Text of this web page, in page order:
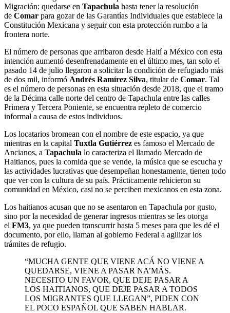
Migración: quedarse en Tapachula hasta tener la resolución
de Comar para gozar de las Garantías Individuales que establece la
Constitución Mexicana y seguir con esta protección rumbo a la
frontera norte.
El número de personas que arribaron desde Haití a México con esta
intención aumentó desenfrenadamente en el último mes, tan solo el
pasado 14 de julio llegaron a solicitar la condición de refugiado más
de dos mil, informó Andrés Ramírez Silva, titular de Comar. Tal
es el número de personas en esta situación desde 2018, que el tramo
de la Décima calle norte del centro de Tapachula entre las calles
Primera y Tercera Poniente, se encuentra repleto de comercio
informal a causa de estos individuos.
Los locatarios bromean con el nombre de este espacio, ya que
mientras en la capital Tuxtla Gutiérrez es famoso el Mercado de
Ancianos, a Tapachula lo caracteriza el llamado Mercado de
Haitianos, pues la comida que se vende, la música que se escucha y
las actividades lucrativas que desempeñan honestamente, tienen todo
que ver con la cultura de su país. Prácticamente rehicieron su
comunidad en México, casi no se perciben mexicanos en esta zona.
Los haitianos acusan que no se asentaron en Tapachula por gusto,
sino por la necesidad de generar ingresos mientras se les otorga
el FM3, ya que pueden transcurrir hasta 5 meses para que les dé el
documento, por ello, llaman al gobierno Federal a agilizar los
trámites de refugio.
“MUCHA GENTE QUE VIENE ACÁ NO VIENE A
QUEDARSE, VIENE A PASAR NA’MÁS.
NECESITO UN FAVOR, QUE DEJE PASAR A
LOS HAITIANOS, QUE DEJE PASAR A TODOS
LOS MIGRANTES QUE LLEGAN”, PIDEN CON
EL POCO ESPAÑOL QUE SABEN HABLAR.